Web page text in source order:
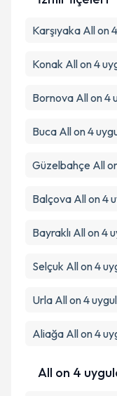
Metni
Karşıyaka All on
Konak All on 4
Bornova All on 4
Buca All on 4
Güzelbahçe All
Balçova All on 4
Bayraklı All on 4
Selçuk All on 4
Urla All on 4
Aliağa All on 4
All on 4